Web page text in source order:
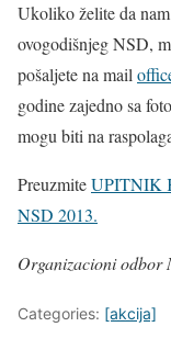
Ukoliko želite da
ovogodišnjeg NSD,
pošaljete na mail
godine zajedno sa
mogu biti na
PreuzmiteUPITNIK
NSD 2013.
Organizacioni odbor
Categories: [akcija]